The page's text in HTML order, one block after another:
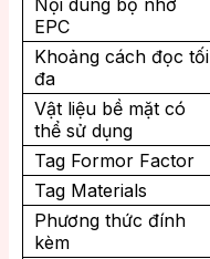
Nội dung bộ nhớ
EPC
Khoảng cách đọc tối
đa
Vật liệu bề mặt có
thể sử dụng
Tag Formor Factor
Tag Materials
Phương thức đính
kèm